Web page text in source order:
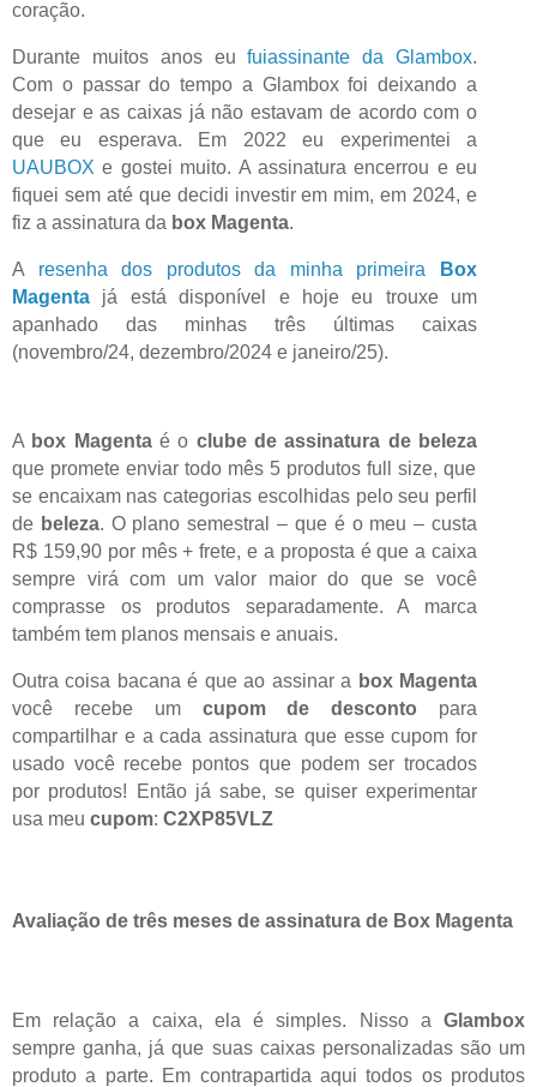
coração.
Durante muitos anos eufuiassinante da Glambox.
Com o passardo tempo a Glambox foi deixando a
desejar e as caixas já não estavam de acordo com o
que eu esperava.
Em 2022 eu experimentei a
UAUBOX e gostei muito. A assinatura encerrou e eu
fiquei sem até que decidi investir em mim, em 2024, e
fiz a assinatura da box Magenta.
A resenha dos produtos da minha primeira
Box
Magenta já está disponível e hoje eu trouxe um
apanhado das minhas três últimas caixas
(novembro/24, dezembro/2024 e janeiro/25).
A box Magentaé o clube de assinatura de beleza
que promete enviar todo mês 5 produtos full size, que
se encaixam nas categorias escolhidas pelo seu perfil
de beleza. O planosemestral – que é o meu – custa
R$ 159,90 por mês + frete, e a proposta é que a caixa
sempre virácom um valor maior do quese você
comprasse os produtos separadamente.A marca
também tem planos mensais e anuais.
Outra coisa bacana é queao assinar a box Magenta
você recebe um cupom de desconto para
compartilhar e a cada assinatura que esse cupom for
usado você recebe pontos que podem ser trocados
por produtos!
Então já sabe, se quiser experimentar
usa meu cupom: C2XP85VLZ
Avaliação de três meses de assinatura de Box Magenta
Em relação a caixa, ela é simples. Nisso a Glambox
sempre ganha, já que suas caixas personalizadas são um
produto a parte. Em contrapartida aqui todos os produtos